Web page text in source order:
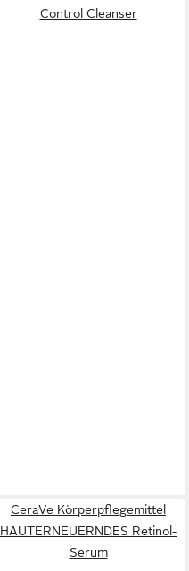
Control Cleanser
CeraVe Körperpflegemittel
HAUTERNEUERNDES Retinol-
Serum